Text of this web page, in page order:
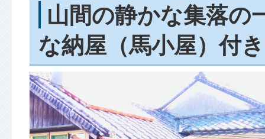
山間の静かな集落の
な納屋（馬小屋）付